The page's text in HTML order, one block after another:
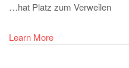
…hat Platz zum Verweilen
Learn More